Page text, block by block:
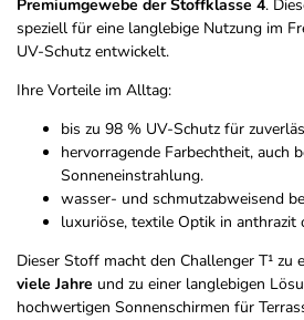
Premiumgewebe der Stoffklasse 4.
speziell für eine langlebige Nutzung im
UV-Schutz entwickelt.
Ihre Vorteile im Alltag:
bis zu 98 % UV-Schutz für
hervorragende Farbechtheit, auch
Sonneneinstrahlung.
wasser- und schmutzabweisend
luxuriöse, textile Optik in anthrazit
Dieser Stoff macht den Challenger T¹ zu
viele Jahre und zu einer langlebigen
hochwertigen Sonnenschirmen für